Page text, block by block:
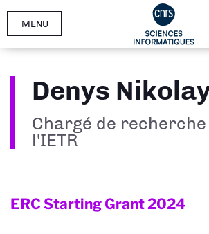
Aller
MENU
Denys
Chargé de recherche
l'IETR
ERC Starting Grant2024